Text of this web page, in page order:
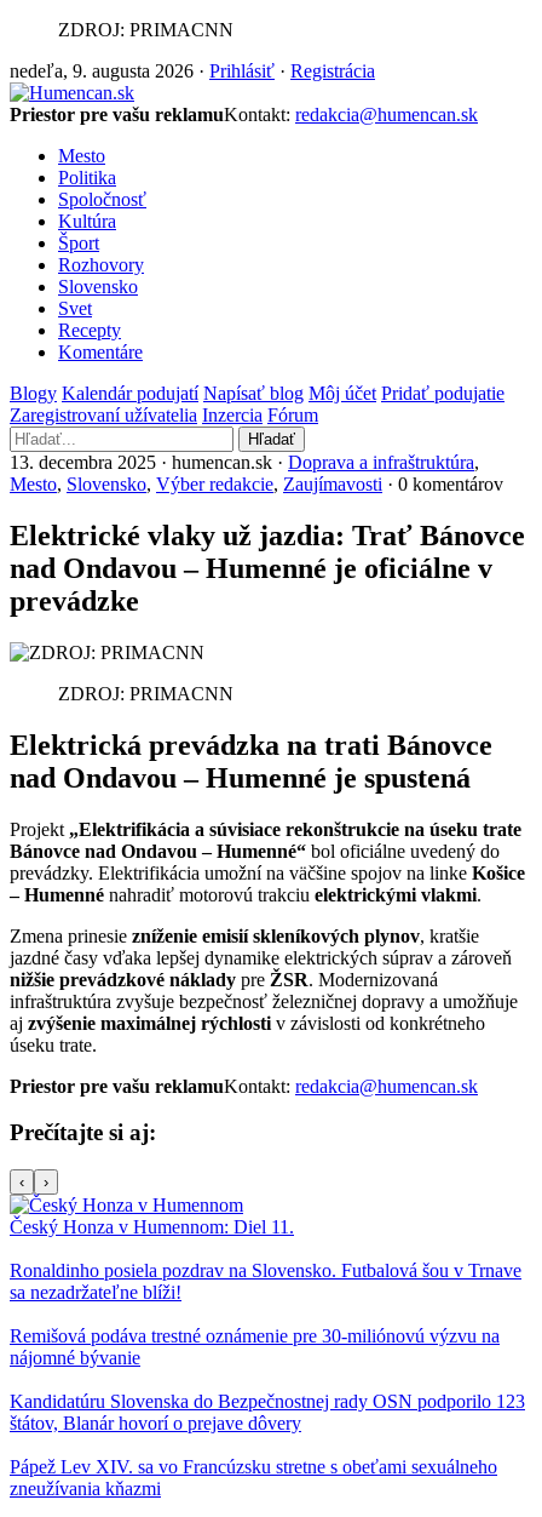
ZDROJ: PRIMACNN
nedeľa, 9. augusta 2026 · Prihlásiť · Registrácia
Priestor pre vašu reklamuKontakt: redakcia@humencan.sk
Mesto
Politika
Spoločnosť
Kultúra
Šport
Rozhovory
Slovensko
Svet
Recepty
Komentáre
Blogy Kalendár podujatí Napísať blog Môj účet Pridať podujatie
Zaregistrovaní užívatelia Inzercia Fórum
Hľadať
13. decembra 2025 · humencan.sk · Doprava a infraštruktúra,
Mesto, Slovensko, Výber redakcie, Zaujímavosti · 0 komentárov
Elektrické vlaky už jazdia: Trať Bánovce
nad Ondavou – Humenné je oficiálne v
prevádzke
ZDROJ: PRIMACNN
Elektrická prevádzka na trati Bánovce
nad Ondavou – Humenné je spustená
Projekt „Elektrifikácia a súvisiace rekonštrukcie na úseku trate
Bánovce nad Ondavou – Humenné“ bol oficiálne uvedený do
prevádzky. Elektrifikácia umožní na väčšine spojov na linke Košice
– Humenné nahradiť motorovú trakciu elektrickými vlakmi.
Zmena prinesie zníženie emisií skleníkových plynov, kratšie
jazdné časy vďaka lepšej dynamike elektrických súprav a zároveň
nižšie prevádzkové náklady pre ŽSR. Modernizovaná
infraštruktúra zvyšuje bezpečnosť železničnej dopravy a umožňuje
aj zvýšenie maximálnej rýchlosti v závislosti od konkrétneho
úseku trate.
Priestor pre vašu reklamuKontakt: redakcia@humencan.sk
Prečítajte si aj:
‹ ›
Český Honza v Humennom: Diel 11.
Ronaldinho posiela pozdrav na Slovensko. Futbalová šou v Trnave
sa nezadržateľne blíži!
Remišová podáva trestné oznámenie pre 30-miliónovú výzvu na
nájomné bývanie
Kandidatúru Slovenska do Bezpečnostnej rady OSN podporilo 123
štátov, Blanár hovorí o prejave dôvery
Pápež Lev XIV. sa vo Francúzsku stretne s obeťami sexuálneho
zneužívania kňazmi